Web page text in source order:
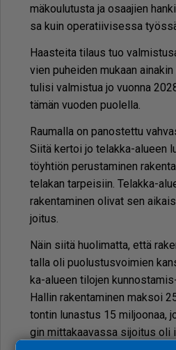
mä­kou­lu­tus­ta ja osaa­jien
sa kuin ope­ra­tii­vi­ses­sa
Haas­tei­ta ti­laus tuo
vien pu­hei­den mu­kaan
tu­li­si val­mis­tua jo vuon­na
tä­män vuo­den puo­lel­la.
Rau­mal­la on pa­nos­tet­tu
Sii­tä ker­toi jo te­lak­ka-alu­een
töyh­ti­ön pe­rus­ta­mi­nen
te­la­kan tar­pei­siin. Te­lak­ka-
ra­ken­ta­mi­nen oli­vat sen
joi­tus.
Näin sii­tä huo­li­mat­ta, et­tä
tal­la oli puo­lus­tus­voi­mien
ka-alu­een ti­lo­jen
Hal­lin ra­ken­ta­mi­nen mak­soi
ton­tin lu­nas­tus 15 mil­joo­naa,
gin mit­ta­kaa­vas­sa si­joi­tus oli